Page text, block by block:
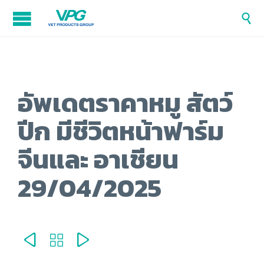

อัพเดตราคาหมู สัตว์
ปีก มีชีวิตหน้าฟาร์ม
จีนและ อาเชียน
29/04/2025
  